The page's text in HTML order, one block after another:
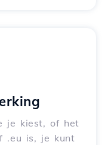
je kiest, of het
.eu is, je kunt